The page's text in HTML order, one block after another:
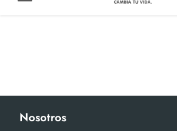
Nosotros